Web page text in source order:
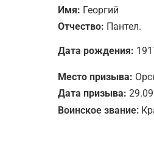
Имя: Георгий
Отчество: Пантел.
Дата рождения:
Место призыва:
Дата призыва:
Воинское звание: